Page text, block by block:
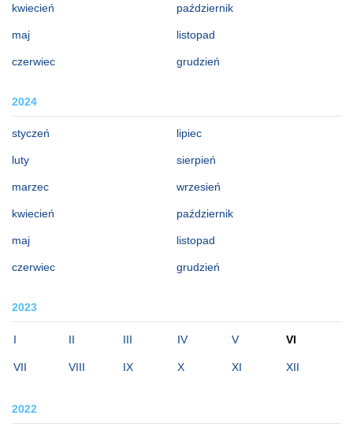
kwiecień
maj
czerwiec
październik
listopad
grudzień
2024
styczeń
luty
marzec
kwiecień
maj
czerwiec
lipiec
sierpień
wrzesień
październik
listopad
grudzień
2023
I II III IV V VI
VII VIII IX X XI XII
2022